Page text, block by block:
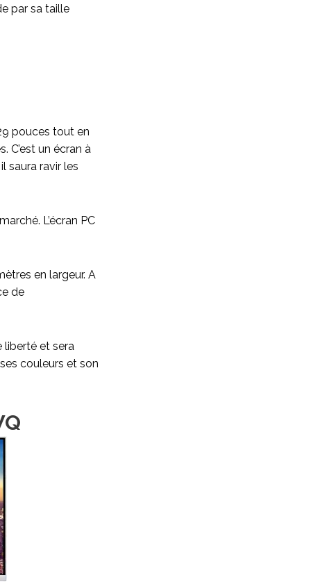
par sa taille
pouces tout en
C’est un écran à
saura ravir les
L’écran PC
en largeur. A
de
liberté et sera
couleurs et son